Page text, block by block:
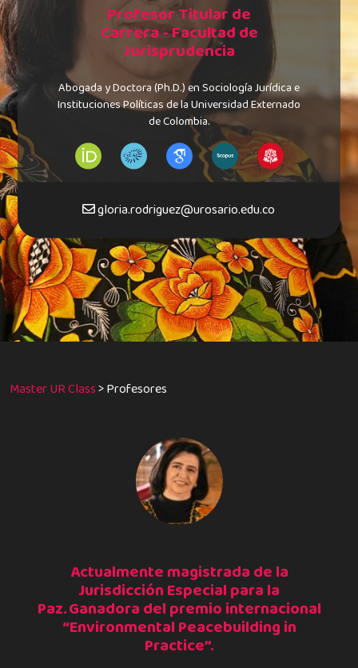
Profesor Titular de
Carrera - Facultad de
Jurisprudencia
Abogada y Doctora (Ph.D.) en Sociología Jurídica e
Instituciones Políticas de la Universidad Externado
de Colombia.
gloria.rodriguez@urosario.edu.co
Master UR Class>Profesores
Actualmente magistrada de la
Jurisdicción Especial para la
Paz. Ganadora del premio internacional
“Environmental Peacebuilding in
Practice”.